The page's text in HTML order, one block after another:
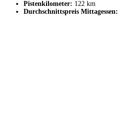
Pistenkilometer: 122 km
Durchschnittspreis Mittagessen: